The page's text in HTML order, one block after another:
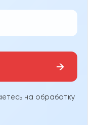
→
на обработку